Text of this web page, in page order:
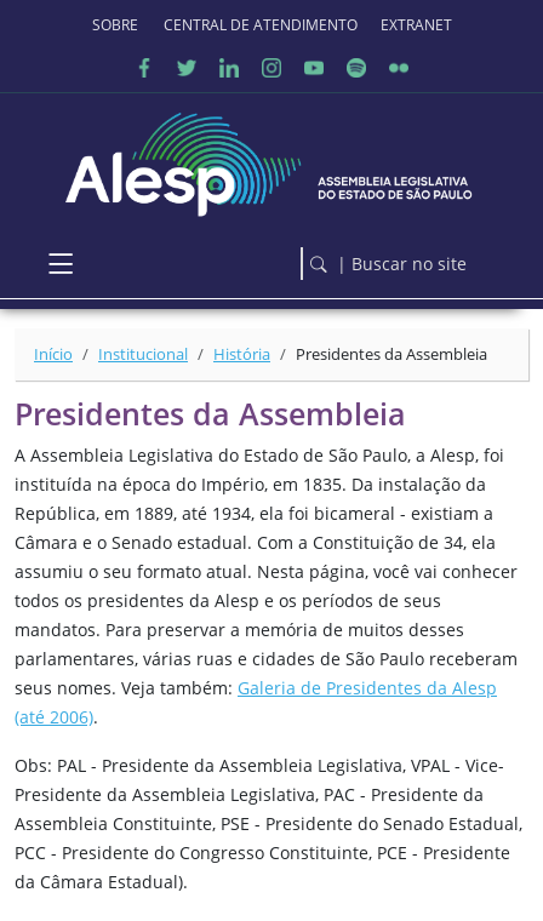
Ir para o conteúdo principal
SOBRE O PORTALCENTRAL DE ATENDIMENTO EXTRANET
| Buscar no site
Início Institucional História Presidentes da Assembleia
Presidentes da Assembleia
A Assembleia Legislativa do Estado de São Paulo, a Alesp, foi
instituída na época do Império, em 1835. Da instalação da
República, em 1889, até 1934, ela foi bicameral - existiam a
Câmara e o Senado estadual. Com a Constituição de 34, ela
assumiu o seu formato atual. Nesta página, você vai conhecer
todos os presidentes da Alesp e os períodos de seus
mandatos. Para preservar a memória de muitos desses
parlamentares, várias ruas e cidades de São Paulo receberam
seus nomes. Veja também: Galeria de Presidentes da Alesp
(até 2006).
Obs: PAL - Presidente da Assembleia Legislativa, VPAL - Vice-
Presidente da Assembleia Legislativa, PAC - Presidente da
Assembleia Constituinte, PSE - Presidente do Senado Estadual,
PCC - Presidente do Congresso Constituinte, PCE - Presidente
da Câmara Estadual).